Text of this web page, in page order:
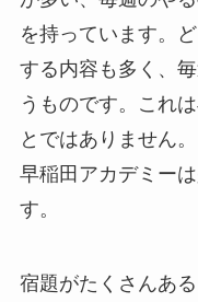
を持っています。
する内容も多く、
うものです。これ
とではありません
早稲田アカデミー
す。
宿題がたくさんあ